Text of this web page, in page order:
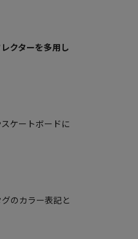
クターを多用し
ケートボードに
のカラー表記と